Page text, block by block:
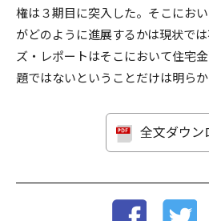
権は３期目に突入した。そこにお
がどのように進展するかは現状で
ズ・レポートはそこにおいて住宅
題ではないということだけは明らか
全文ダウン